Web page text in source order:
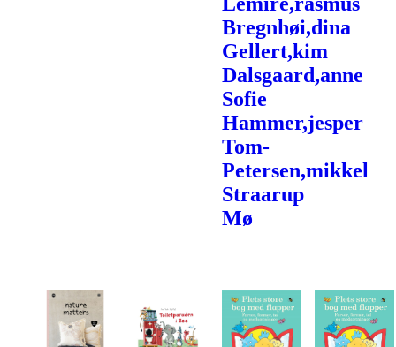
Bregnhøi,dina
Gellert,kim
Dalsgaard,anne
Sofie
Hammer,jesper
Tom-
Petersen,mikkel
Straarup
Mø